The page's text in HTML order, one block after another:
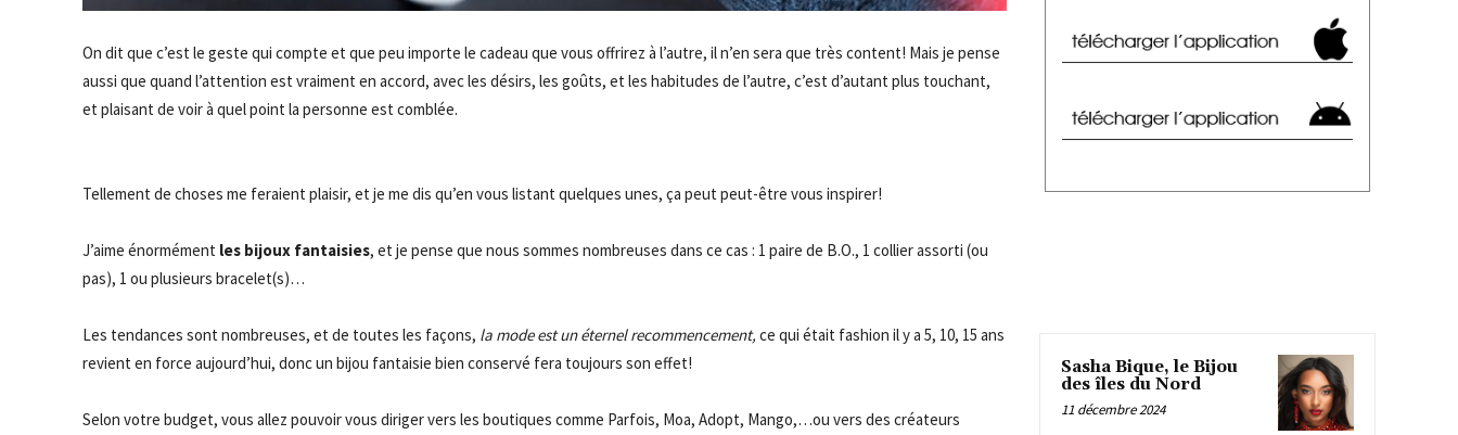
On dit que c’est le geste qui compte et que peu importe le cadeau que vous offrirez à l’autre, il n’en sera que très content! Mais je pense
aussi que quand l’attention est vraiment en accord, avec les désirs, les goûts, et les habitudes de l’autre, c’est d’autant plus touchant,
et plaisant de voir à quel point la personne est comblée.
Tellement de choses me feraient plaisir, et je me dis qu’en vous listant quelques unes, ça peut peut-être vous inspirer!
J’aime énormément les bijoux fantaisies, et je pense que nous sommes nombreuses dans ce cas : 1 paire de B.O., 1 collier assorti (ou
pas), 1 ou plusieurs bracelet(s)…
Les tendances sont nombreuses, et de toutes les façons, la mode est un éternel recommencement, ce qui était fashion il y a 5, 10, 15 ans
revient en force aujourd’hui, donc un bijou fantaisie bien conservé fera toujours son effet!
Selon votre budget, vous allez pouvoir vous diriger vers les boutiques comme Parfois, Moa, Adopt, Mango,…ou vers des créateurs
Sasha Bique, le Bijou
des îles du Nord
11 décembre 2024